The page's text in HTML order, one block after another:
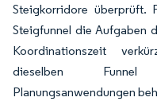
Steigkorridore überprüft.
Steigfunnel die Aufgaben
Koordinationszeit
dieselben Funnel
Planungsanwendungen